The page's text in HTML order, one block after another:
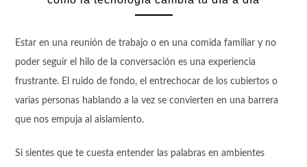
Estar en una reunión de trabajo o en una comida familiar y no
poder seguir el hilo de la conversación es una experiencia
frustrante. El ruido de fondo, el entrechocar de los cubiertos o
varias personas hablando a la vez se convierten en una barrera
que nos empuja al aislamiento.
Si sientes que te cuesta entender las palabras en ambientes